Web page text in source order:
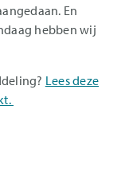
En
hebben wij
Lees deze